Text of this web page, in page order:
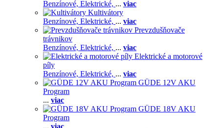
Benzínové, Elektrické, ... viac
Kultivátory
Benzínové, Elektrické, ... viac
Prevzdušňovače
trávnikov
Benzínové, Elektrické, ... viac
Elektrické a motorové
píly
Benzínové, Elektrické, ... viac
GÜDE 12V AKU
Program
... viac
GÜDE 18V AKU
Program
... viac